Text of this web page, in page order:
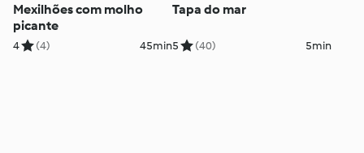
Mexilhões com molho
picante
4 (4) 45min
Tapa do mar
5 (40) 5min